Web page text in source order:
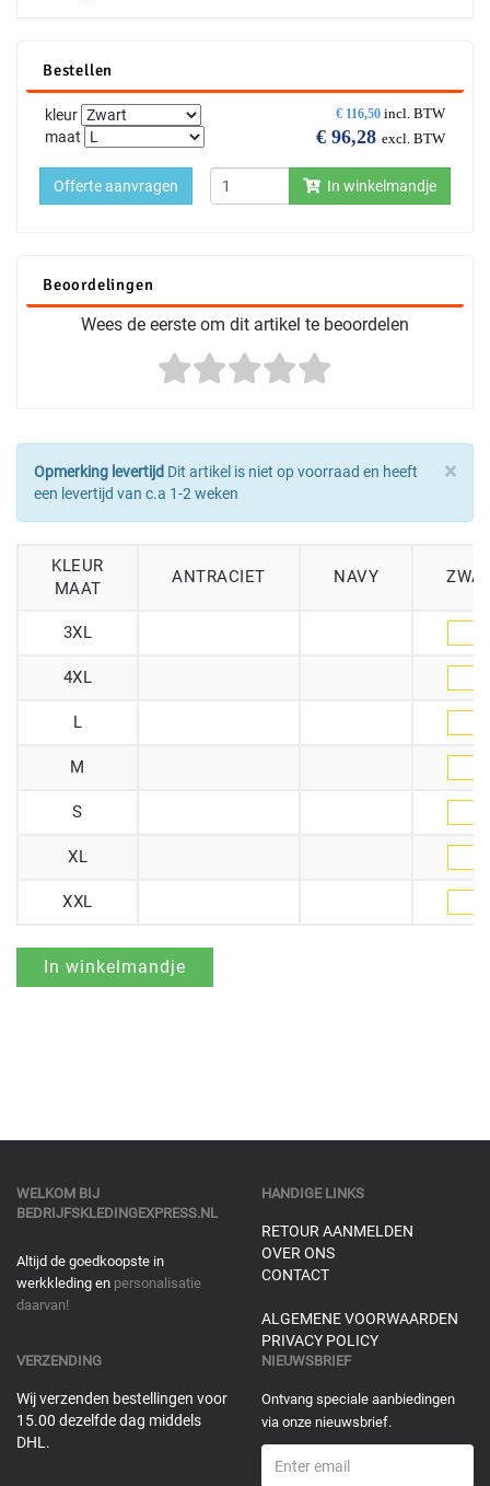
Bestellen
€ 116,50 incl. BTW
€ 96,28 excl. BTW
kleur
maat
In winkelmandje
Offerte aanvragen
Beoordelingen
Wees de eerste om dit artikel te beoordelen
×
Opmerking levertijd Dit artikel is niet op voorraad en heeft
een levertijd van c.a 1-2 weken
KLEUR
MAAT
ANTRACIET NAVY
3XL
4XL
L
M
S
XL
XXL
WELKOM BIJ
BEDRIJFSKLEDINGEXPRESS.NL
Altijd de goedkoopste in
werkkleding en personalisatie
daarvan!
HANDIGE LINKS
RETOUR AANMELDEN
OVER ONS
CONTACT
ALGEMENE VOORWAARDEN
PRIVACY POLICY
VERZENDING
Wij verzenden bestellingen voor
15.00 dezelfde dag middels
DHL.
NIEUWSBRIEF
Ontvang speciale aanbiedingen
via onze nieuwsbrief.